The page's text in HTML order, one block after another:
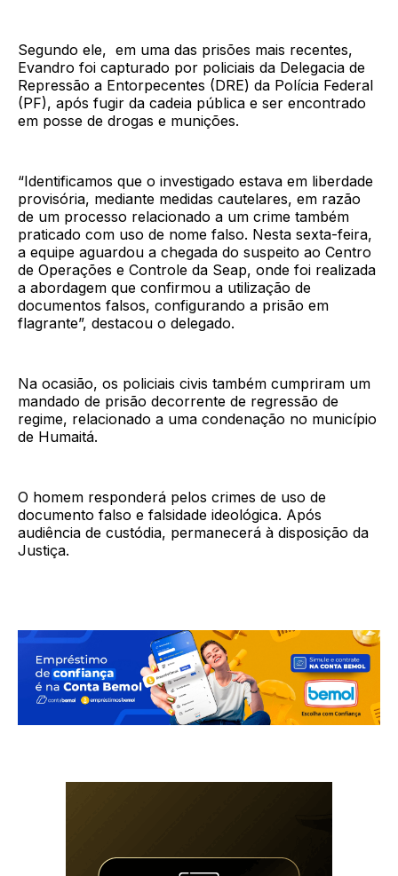
Segundo ele, em uma das prisões mais recentes,
Evandro foi capturado por policiais da Delegacia de
Repressão a Entorpecentes (DRE) da Polícia Federal
(PF), após fugir da cadeia pública e ser encontrado
em posse de drogas e munições.
“Identificamos que o investigado estava em liberdade
provisória, mediante medidas cautelares, em razão
de um processo relacionado a um crime também
praticado com uso de nome falso. Nesta sexta-feira,
a equipe aguardou a chegada do suspeito ao Centro
de Operações e Controle da Seap, onde foi realizada
a abordagem que confirmou a utilização de
documentos falsos, configurando a prisão em
flagrante”, destacou o delegado.
Na ocasião, os policiais civis também cumpriram um
mandado de prisão decorrente de regressão de
regime, relacionado a uma condenação no município
de Humaitá.
O homem responderá pelos crimes de uso de
documento falso e falsidade ideológica. Após
audiência de custódia, permanecerá à disposição da
Justiça.